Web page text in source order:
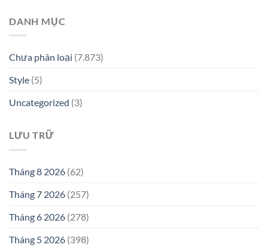
DANH MỤC
Chưa phân loại (7.873)
Style (5)
Uncategorized (3)
LƯU TRỮ
Tháng 8 2026 (62)
Tháng 7 2026 (257)
Tháng 6 2026 (278)
Tháng 5 2026 (398)